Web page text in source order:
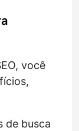
você
de busca